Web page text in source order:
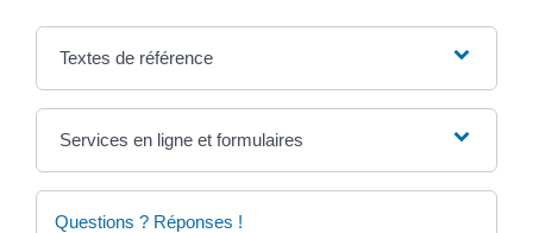
Textes de référence
Services en ligne et formulaires
Questions ? Réponses !